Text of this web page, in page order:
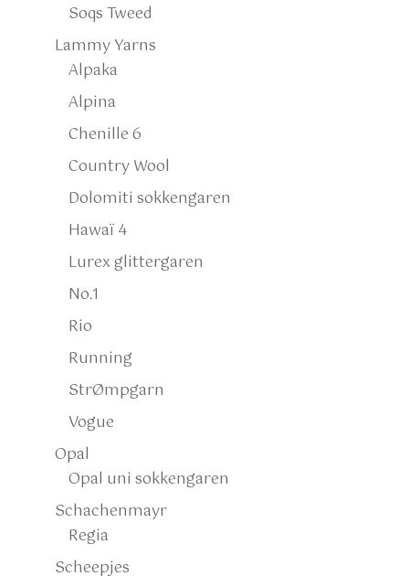
Soqs Tweed
Lammy Yarns
Alpaka
Alpina
Chenille 6
Country Wool
Dolomiti sokkengaren
Hawaï 4
Lurex glittergaren
No.1
Rio
Running
StrØmpgarn
Vogue
Opal
Opal uni sokkengaren
Schachenmayr
Regia
Scheepjes